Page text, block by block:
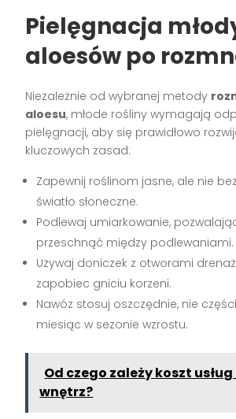
Pielęgnacja
aloesów po
Niezależnie od wybranej metody
aloesu, młode rośliny wymagają
pielęgnacji, aby się prawidłowo
kluczowych zasad:
Zapewnij roślinom jasne, ale nie
światło słoneczne.
Podlewaj umiarkowanie,
przeschnąć między podlewaniami.
Używaj doniczek z otworami
zapobiec gniciu korzeni.
Nawóz stosuj oszczędnie, nie
miesiąc w sezonie wzrostu.
Od czego zależy koszt
wnętrz?